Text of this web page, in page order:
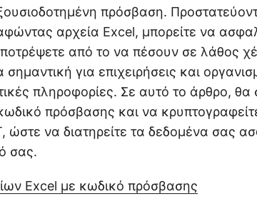
πρόσβαση.
αρχεία Excel, μπορείτε να
από το να πέσουν σε λάθος
σημαντική για επιχειρήσεις και
πληροφορίες. Σε αυτό το άρθρο, θα
πρόσβασης και να
ώστε να διατηρείτε τα δεδομένα σας
σας.
Excel με κωδικό πρόσβασης